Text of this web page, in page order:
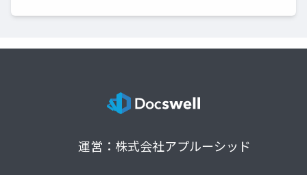
運営：株式会社アプルーシッド